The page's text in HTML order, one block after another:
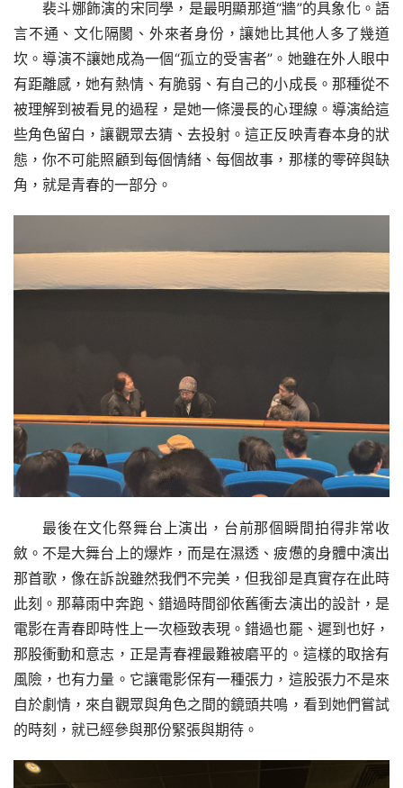
裴斗娜飾演的宋同學，是最明顯那道“牆”的具象化。語
言不通、文化隔閡、外來者身份，讓她比其他人多了幾道
坎。導演不讓她成為一個“孤立的受害者”。她雖在外人眼中
有距離感，她有熱情、有脆弱、有自己的小成長。那種從不
被理解到被看見的過程，是她一條漫長的心理線。導演給這
些角色留白，讓觀眾去猜、去投射。這正反映青春本身的狀
態，你不可能照顧到每個情緒、每個故事，那樣的零碎與缺
角，就是青春的一部分。
最後在文化祭舞台上演出，台前那個瞬間拍得非常收
斂。不是大舞台上的爆炸，而是在濕透、疲憊的身體中演出
那首歌，像在訴說雖然我們不完美，但我卻是真實存在此時
此刻。那幕雨中奔跑、錯過時間卻依舊衝去演出的設計，是
電影在青春即時性上一次極致表現。錯過也罷、遲到也好，
那股衝動和意志，正是青春裡最難被磨平的。這樣的取捨有
風險，也有力量。它讓電影保有一種張力，這股張力不是來
自於劇情，來自觀眾與角色之間的鏡頭共鳴，看到她們嘗試
的時刻，就已經參與那份緊張與期待。